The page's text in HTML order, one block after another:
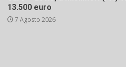
13.500 euro
7 Agosto 2026